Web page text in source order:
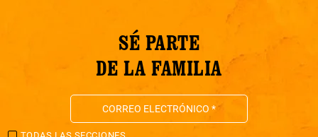
SÉ PARTE
DE LA FAMILIA
TODAS LAS SECCIONES